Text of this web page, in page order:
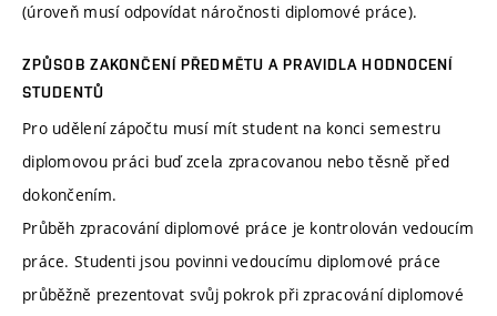
(úroveň musí odpovídat náročnosti diplomové práce).
ZPŮSOB ZAKONČENÍ PŘEDMĚTU A PRAVIDLA HODNOCENÍ
STUDENTŮ
Pro udělení zápočtu musí mít student na konci semestru
diplomovou práci buď zcela zpracovanou nebo těsně před
dokončením.
Průběh zpracování diplomové práce je kontrolován vedoucím
práce. Studenti jsou povinni vedoucímu diplomové práce
průběžně prezentovat svůj pokrok při zpracování diplomové